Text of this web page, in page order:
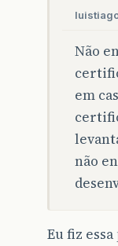
Não
em
não
Eu fiz